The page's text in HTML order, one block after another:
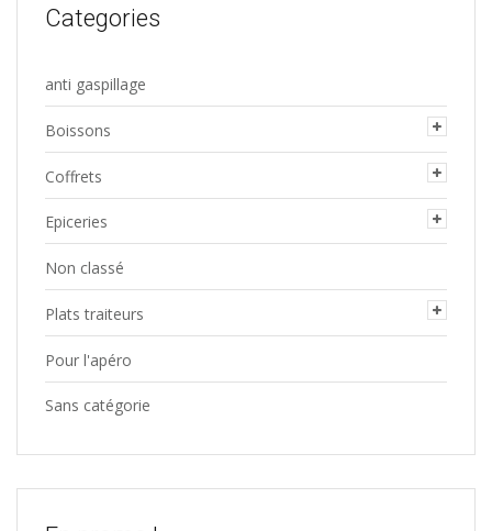
Categories
anti gaspillage
Boissons
Coffrets
Epiceries
Non classé
Plats traiteurs
Pour l'apéro
Sans catégorie